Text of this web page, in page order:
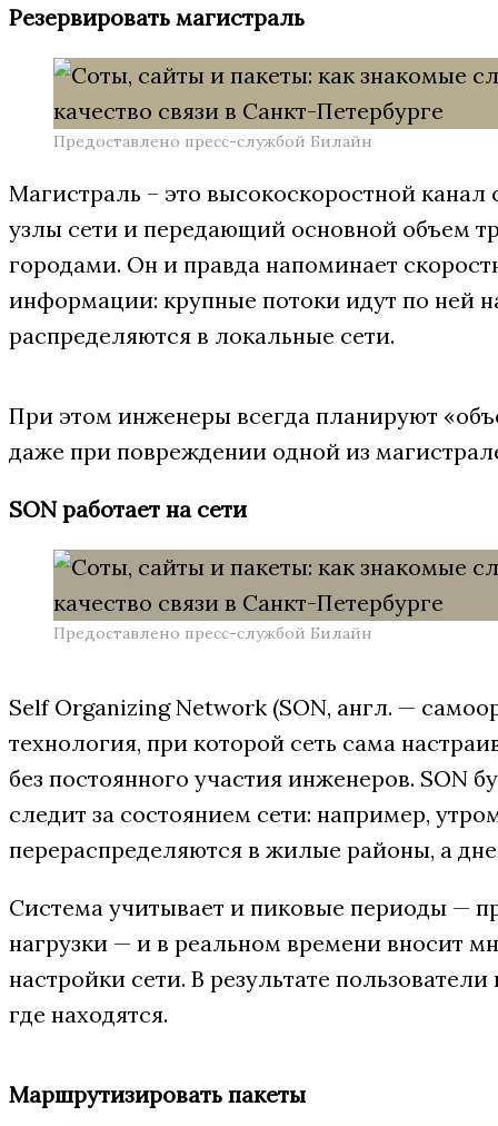
Резервировать магистраль
Предоставлено пресс-службой Билайн
Магистраль – это высокоскоростной
узлы сети и передающий основной объем
городами. Он и правда напоминает
информации: крупные потоки идут по ней
распределяются в локальные сети.
При этом инженеры всегда планируют
даже при повреждении одной из
SON работает на сети
Предоставлено пресс-службой Билайн
Self Organizing Network (SON, англ. —
технология, при которой сеть сама
без постоянного участия инженеров. SON
следит за состоянием сети: например,
перераспределяются в жилые районы, а
Система учитывает и пиковые периоды —
нагрузки — и в реальном времени вносит
настройки сети. В результате
где находятся.
Маршрутизировать пакеты